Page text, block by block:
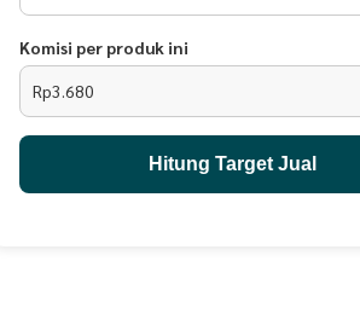
Fruktosa (gula buah)
Bit Merah
Campuran Buah dan Sayuran
Vitamin Premix Mineral Enzim
MANFAAT
Membantu menurunkan berat badan
Merampingkan perut.
Komisi per produk ini
Rp3.680
Hitung Target Jual